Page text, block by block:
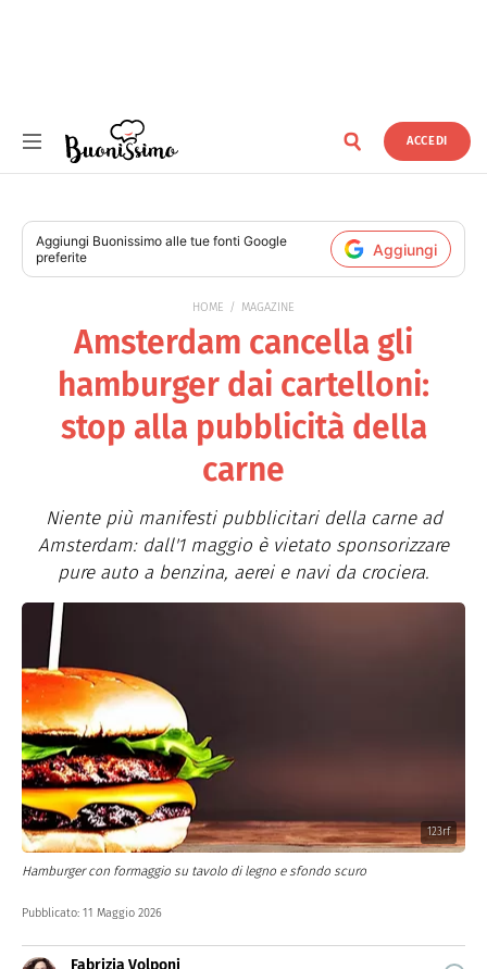
ACCEDI
Aggiungi Buonissimo alle tue fonti Google
preferite
Aggiungi
HOME MAGAZINE
Amsterdam cancella gli
hamburger dai cartelloni:
stop alla pubblicità della
carne
Niente più manifesti pubblicitari della carne ad
Amsterdam: dall'1 maggio è vietato sponsorizzare
pure auto a benzina, aerei e navi da crociera.
123rf
Hamburger con formaggio su tavolo di legno e sfondo scuro
Pubblicato: 11 Maggio 2026